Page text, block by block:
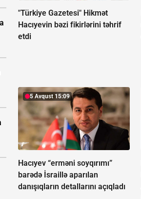
"Türkiye Gazetesi" Hikmət
Hacıyevin bəzi fikirlərini təhrif
etdi
5 Avqust 15:09
Hacıyev “erməni soyqırımı”
barədə İsraillə aparılan
danışıqların detallarını açıqladı